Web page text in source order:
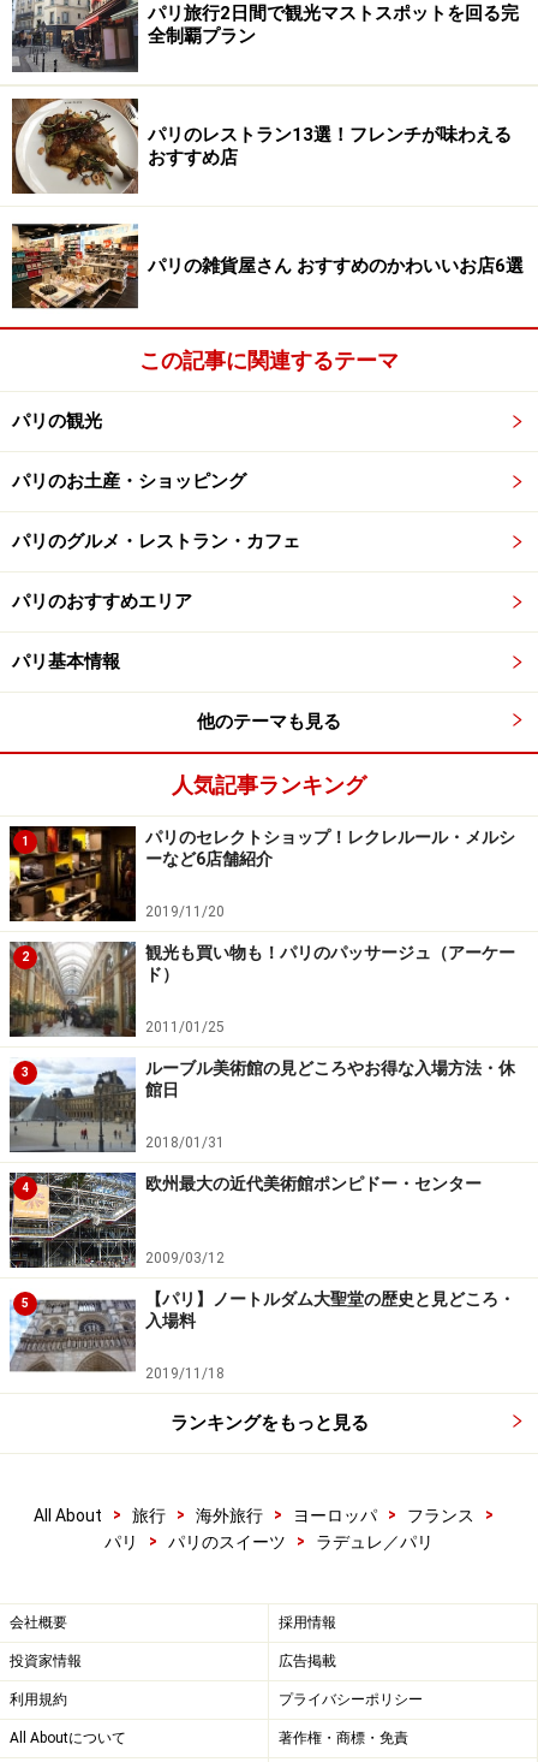
フルなお菓子。これがマカロン・パリジャンであり、ラ
デュレが最初に開発しました。
ラデュレといえばマカロン、マカロンといえばラデュレ
というほどメゾンの看板商品となっており、大小のサイ
ズがありますが、フレーバーの種類も多くメジャーなの
チョコレート、バニラ、キャラメル、ピスタチオ、フラ
ション（パッションフルーツのアーモンドメレンゲ生地
にチョコレートのクリーム。おすすめ！）やマロンなど
季節限定のフレーバーにも要注目。日本にもお店があり
ますが、フランスと若干品揃えが違うのでフランスにし
か置いていないフレーバーを是非試してみて下さい。
パティスリー、ブーランジュリー、それか
ら雑貨も
イスパハン、ディヴァンなど、フルーツを生地で挟んだ
ジナリティが詰まったスイーツ。他にも、ルームキャン
ドルや、ティーセットなどラデュレファンなら欲しくな
るメゾンオリジナルの雑貨も充実しています。
各方面とのコラボにも注目
マルニとのコラボマカロンはゴールド
ラデュレは、「マリー・アントワネット」や「アリス・
イン・ワンダーランド」など映画とのコラボも記憶に新
しいですね。2009年にはヴェルサイユ宮殿店がオープン
彼女の気分になってマカロンを味わってみるのもオツか
そして、ファッションブランドとのコラボにも注目で
す。過去にはイタリアブランド、マルニや靴ブランド、
ルブタンとコラボしたスペシャルマカロン＆パッケージ
も好評でした。
パリ旅行2日間で観光マストスポットを回る完
全制覇プラン
パリのレストラン13選！フレンチが味わえる
おすすめ店
パリの雑貨屋さん おすすめのかわいいお店6選
この記事に関連するテーマ
パリの観光
パリのお土産・ショッピング
パリのグルメ・レストラン・カフェ
パリのおすすめエリア
パリ基本情報
他のテーマも見る
人気記事ランキング
1
パリのセレクトショップ！レクレルール・メルシ
ーなど6店舗紹介
2019/11/20
2
観光も買い物も！パリのパッサージュ（アーケー
ド）
2011/01/25
3
ルーブル美術館の見どころやお得な入場方法・休
館日
2018/01/31
4 欧州最大の近代美術館ポンピドー・センター
2009/03/12
5
【パリ】ノートルダム大聖堂の歴史と見どころ・
入場料
2019/11/18
ランキングをもっと見る
All About > 旅行 > 海外旅行 > ヨーロッパ > フランス
>
パリ
> パリのスイーツ > ラデュレ／パリ
会社概要 採用情報
投資家情報 広告掲載
利用規約 プライバシーポリシー
All Aboutについて 著作権・商標・免責